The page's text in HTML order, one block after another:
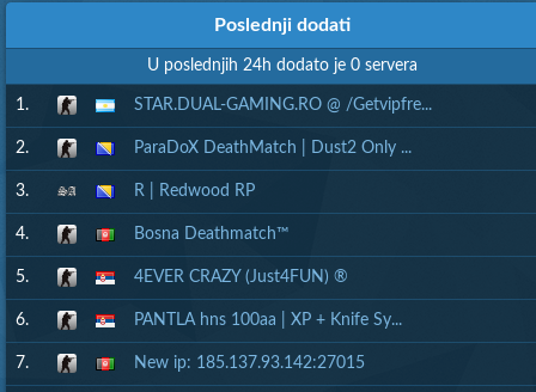
Poslednji dodati
U poslednjih 24h dodato je 0 servera
1. STAR.DUAL-GAMING.RO @ /Getvipfre...
2. ParaDoX DeathMatch | Dust2 Only ...
3. R | Redwood RP
4. Bosna Deathmatch™
5. 4EVER CRAZY (Just4FUN) ®
6. PANTLA hns 100aa | XP + Knife Sy...
7. New ip: 185.137.93.142:27015